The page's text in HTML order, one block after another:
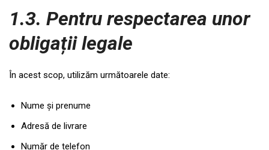
1.3. Pentru respectarea unor
obligații legale
În acest scop, utilizăm următoarele date:
Nume și prenume
Adresă de livrare
Număr de telefon